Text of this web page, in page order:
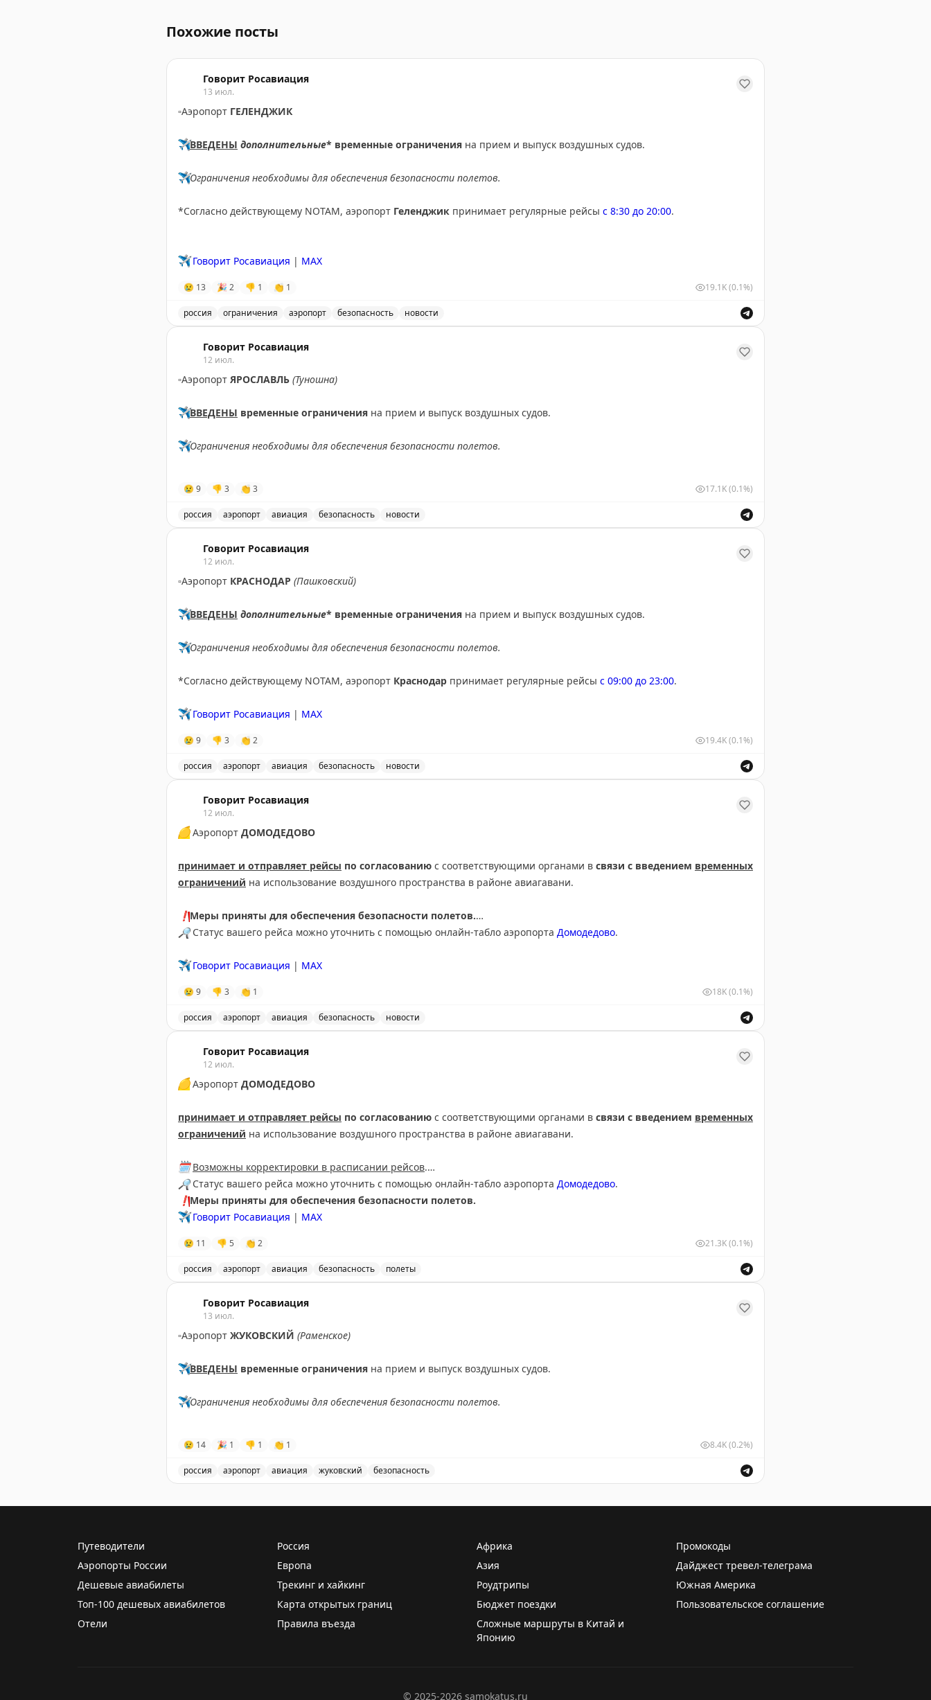
Похожие посты
Говорит Росавиация
13 июл.
▫️Аэропорт ГЕЛЕНДЖИК
✈️ВВЕДЕНЫ дополнительные* временные ограничения на прием и выпуск воздушных судов.
✈️Ограничения необходимы для обеспечения безопасности полетов.
*Согласно действующему NOTAM, аэропорт Геленджик принимает регулярные рейсы с 8:30 до 20:00.
✈️ Говорит Росавиация | MAX
😢 13 🎉 2 👎 1 👏 1 19.1K(0.1%)
россия ограничения аэропорт безопасность новости
Говорит Росавиация
12 июл.
▫️Аэропорт ЯРОСЛАВЛЬ (Туношна)
✈️ВВЕДЕНЫ временные ограничения на прием и выпуск воздушных судов.
✈️Ограничения необходимы для обеспечения безопасности полетов.
😢 9 👎 3 👏 3 17.1K(0.1%)
россия аэропорт авиация безопасность новости
Говорит Росавиация
12 июл.
▫️Аэропорт КРАСНОДАР (Пашковский)
✈️ВВЕДЕНЫ дополнительные* временные ограничения на прием и выпуск воздушных судов.
✈️Ограничения необходимы для обеспечения безопасности полетов.
*Согласно действующему NOTAM, аэропорт Краснодар принимает регулярные рейсы с 09:00 до 23:00.
✈️ Говорит Росавиация | MAX
😢 9 👎 3 👏 2 19.4K(0.1%)
россия аэропорт авиация безопасность новости
Говорит Росавиация
12 июл.
🟡Аэропорт ДОМОДЕДОВО
принимает и отправляет рейсы по согласованию с соответствующими органами в связи с введением временных
ограничений на использование воздушного пространства в районе авиагавани.
❗️Меры приняты для обеспечения безопасности полетов.
🔎Статус вашего рейса можно уточнить с помощью онлайн-табло аэропорта Домодедово.
✈️ Говорит Росавиация | МАХ
😢 9 👎 3 👏 1 18K(0.1%)
россия аэропорт авиация безопасность новости
Говорит Росавиация
12 июл.
🟡Аэропорт ДОМОДЕДОВО
принимает и отправляет рейсы по согласованию с соответствующими органами в связи с введением временных
ограничений на использование воздушного пространства в районе авиагавани.
🗓 Возможны корректировки в расписании рейсов.
❗️Меры приняты для обеспечения безопасности полетов.
🔎Статус вашего рейса можно уточнить с помощью онлайн-табло аэропорта Домодедово.
✈️ Говорит Росавиация | МАХ
😢 11 👎 5 👏 2 21.3K(0.1%)
россия аэропорт авиация безопасность полеты
Говорит Росавиация
13 июл.
▫️Аэропорт ЖУКОВСКИЙ (Раменское)
✈️ВВЕДЕНЫ временные ограничения на прием и выпуск воздушных судов.
✈️Ограничения необходимы для обеспечения безопасности полетов.
😢 14 🎉 1 👎 1 👏 1 8.4K(0.2%)
россия аэропорт авиация жуковский безопасность
Путеводители Россия Африка
Промокоды
Аэропорты России
Европа Азия
Дайджест тревел-телеграма
Дешевые авиабилеты
Трекинг и хайкинг Роудтрипы
Южная Америка
Топ-100 дешевых авиабилетов
Карта открытых границ Бюджет поездки
Пользовательское соглашение
Отели
Правила въезда
Сложные маршруты в Китай и
Японию
© 2025-2026 samokatus.ru